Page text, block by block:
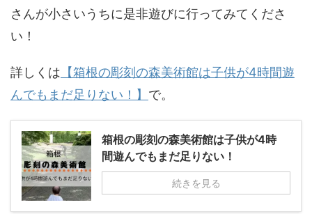
さんが小さいうちに是非遊びに行ってみてくださ
い！
詳しくは 【箱根の彫刻の森美術館は子供が4時間遊
んでもまだ足りない！】 で。
箱根の彫刻の森美術館は子供が4時
間遊んでもまだ足りない！
続きを見る